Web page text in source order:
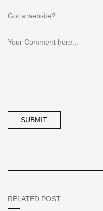
RELATED POST